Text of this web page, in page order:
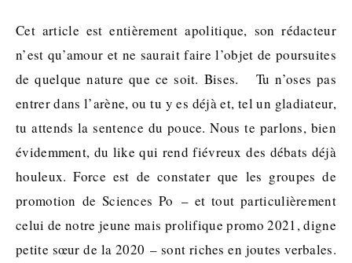
Cet article est entièrement apolitique, son rédacteur
n’est qu’amour et ne saurait faire l’objet de poursuites
de quelque nature que ce soit. Bises. Tu n’oses pas
entrer dans l’arène, ou tu y es déjà et, tel un gladiateur,
tu attends la sentence du pouce. Nous te parlons, bien
évidemment, du like qui rend fiévreux des débats déjà
houleux. Force est de constater que les groupes de
promotion de Sciences Po – et tout particulièrement
celui de notre jeune mais prolifique promo 2021, digne
petite sœur de la 2020 – sont riches en joutes verbales.